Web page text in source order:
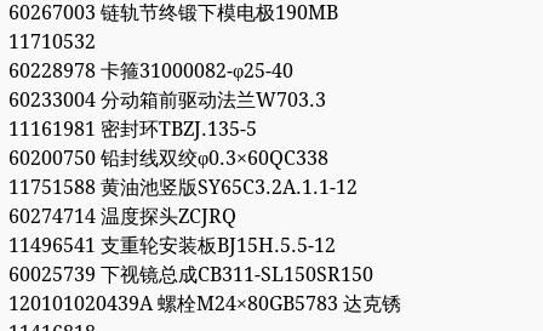
60267003 链轨节终锻下模电极190MB
11710532
60228978 卡箍31000082-φ25-40
60233004 分动箱前驱动法兰W703.3
11161981 密封环TBZJ.135-5
60200750 铅封线双绞φ0.3×60QC338
11751588 黄油池竖版SY65C3.2A.1.1-12
60274714 温度探头ZCJRQ
11496541 支重轮安装板BJ15H.5.5-12
60025739 下视镜总成CB311-SL150SR150
120101020439A 螺栓M24×80GB5783 达克锈